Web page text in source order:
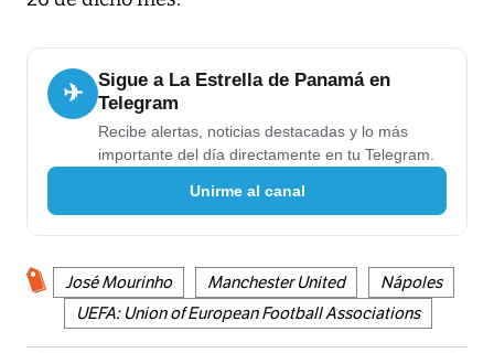
✈
Sigue a La Estrella de Panamá en
Telegram
Recibe alertas, noticias destacadas y lo más
importante del día directamente en tu Telegram.
Unirme al canal
José Mourinho Manchester United
Nápoles
UEFA: Union of European Football Associations